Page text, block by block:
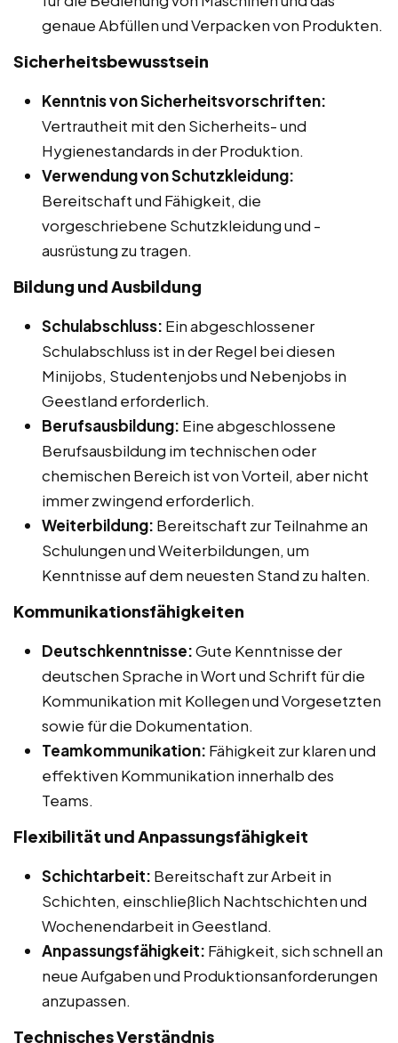
genaue Abfüllen und Verpacken von Produkten.
Sicherheitsbewusstsein
Kenntnis von Sicherheitsvorschriften:
Vertrautheit mit den Sicherheits- und
Hygienestandards in der Produktion.
Verwendung von Schutzkleidung:
Bereitschaft und Fähigkeit, die
vorgeschriebene Schutzkleidung und -
ausrüstung zu tragen.
Bildung und Ausbildung
Schulabschluss: Ein abgeschlossener
Schulabschluss ist in der Regel bei diesen
Minijobs, Studentenjobs und Nebenjobs in
Geestland erforderlich.
Berufsausbildung: Eine abgeschlossene
Berufsausbildung im technischen oder
chemischen Bereich ist von Vorteil, aber nicht
immer zwingend erforderlich.
Weiterbildung: Bereitschaft zur Teilnahme an
Schulungen und Weiterbildungen, um
Kenntnisse auf dem neuesten Stand zu halten.
Kommunikationsfähigkeiten
Deutschkenntnisse:Gute Kenntnisse der
deutschen Sprache in Wort und Schrift für die
Kommunikation mit Kollegen und Vorgesetzten
sowie für die Dokumentation.
Teamkommunikation: Fähigkeit zur klaren und
effektiven Kommunikation innerhalb des
Teams.
Flexibilität und Anpassungsfähigkeit
Schichtarbeit: Bereitschaft zur Arbeit in
Schichten, einschließlich Nachtschichten und
Wochenendarbeit in Geestland.
Anpassungsfähigkeit: Fähigkeit, sich schnell an
neue Aufgaben und Produktionsanforderungen
anzupassen.
Technisches Verständnis